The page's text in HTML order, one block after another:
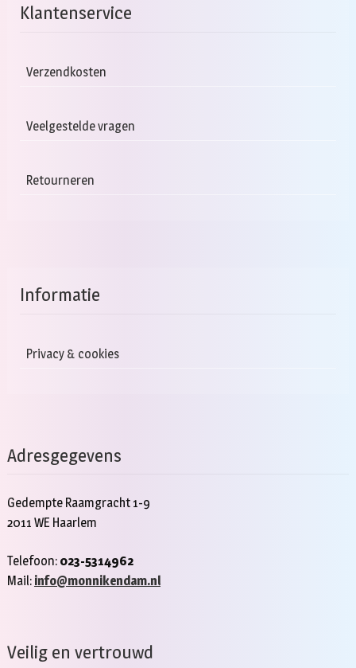
Klantenservice
Verzendkosten
Veelgestelde vragen
Retourneren
Informatie
Privacy & cookies
Adresgegevens
Gedempte Raamgracht 1-9
2011 WE Haarlem
Telefoon: 023-5314962
Mail: info@monnikendam.nl
Veilig en vertrouwd